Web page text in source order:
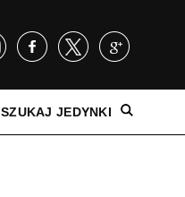
SZUKAJ JEDYNKI